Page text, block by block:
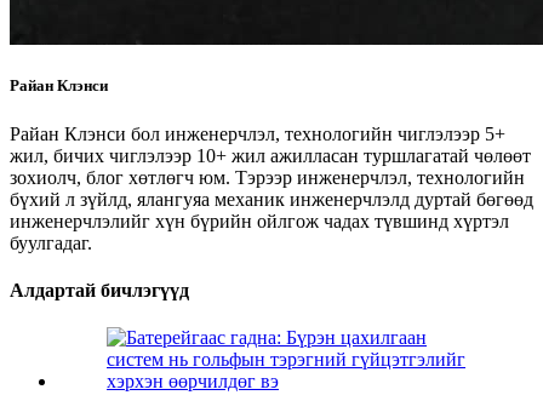
Райан Клэнси
Райан Клэнси бол инженерчлэл, технологийн чиглэлээр 5+
жил, бичих чиглэлээр 10+ жил ажилласан туршлагатай чөлөөт
зохиолч, блог хөтлөгч юм. Тэрээр инженерчлэл, технологийн
бүхий л зүйлд, ялангуяа механик инженерчлэлд дуртай бөгөөд
инженерчлэлийг хүн бүрийн ойлгож чадах түвшинд хүртэл
буулгадаг.
Алдартай бичлэгүүд